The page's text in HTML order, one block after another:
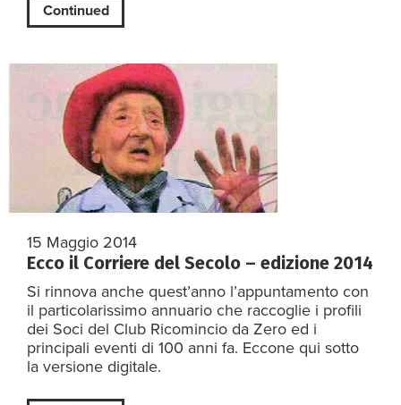
Continued
15 Maggio 2014
Ecco il Corriere del Secolo – edizione 2014
Si rinnova anche quest’anno l’appuntamento con
il particolarissimo annuario che raccoglie i profili
dei Soci del Club Ricomincio da Zero ed i
principali eventi di 100 anni fa. Eccone qui sotto
la versione digitale.